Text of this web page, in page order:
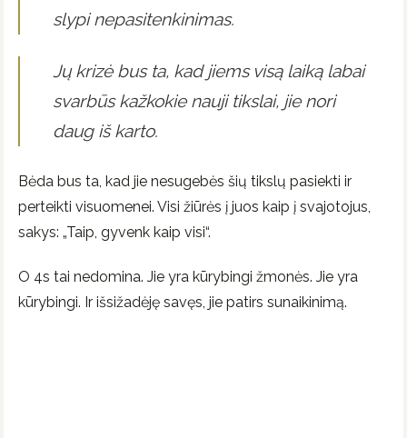
slypi nepasitenkinimas.
Jų krizė bus ta, kad jiems visą laiką labai
svarbūs kažkokie nauji tikslai, jie nori
daug iš karto.
Bėda bus ta, kad jie nesugebės šių tikslų pasiekti ir
perteikti visuomenei. Visi žiūrės į juos kaip į svajotojus,
sakys: „Taip, gyvenk kaip visi“.
O 4s tai nedomina. Jie yra kūrybingi žmonės. Jie yra
kūrybingi. Ir išsižadėję savęs, jie patirs sunaikinimą.